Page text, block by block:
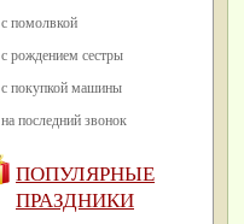
с помолвкой
с рождением сестры
с покупкой машины
на последний звонок
ПОПУЛЯРНЫЕ
ПРАЗДНИКИ